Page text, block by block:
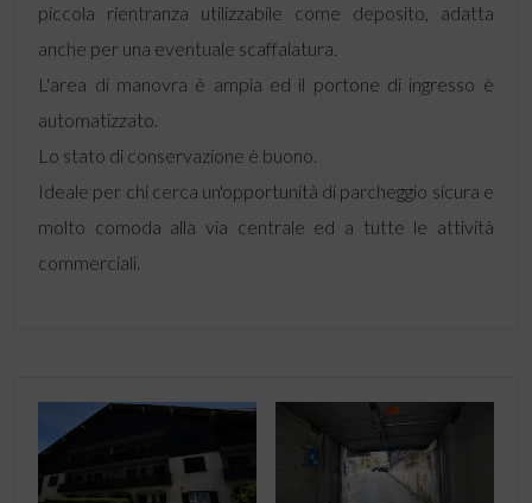
piccola rientranza utilizzabile come deposito, adatta
anche per una eventuale scaffalatura.
L'area di manovra è ampia ed il portone di ingresso è
automatizzato.
Lo stato di conservazione è buono.
Ideale per chi cerca un'opportunità di parcheggio sicura e
molto comoda alla via centrale ed a tutte le attività
commerciali.